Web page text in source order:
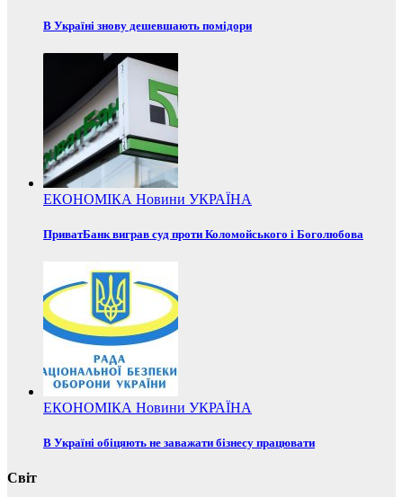
В Україні знову дешевшають помідори
ЕКОНОМІКА Новини УКРАЇНА
ПриватБанк виграв суд проти Коломойського і Боголюбова
ЕКОНОМІКА Новини УКРАЇНА
В Україні обіцяють не заважати бізнесу працювати
Світ